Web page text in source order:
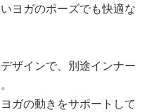
ヨガのポーズでも快適な
ザインで、別途インナー
ガの動きをサポートして